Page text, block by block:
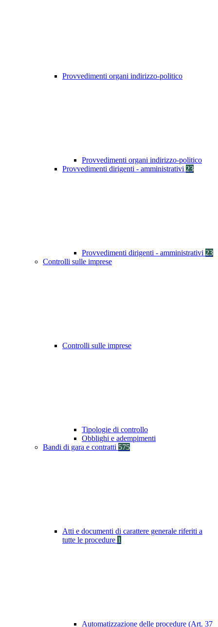
Provvedimenti organi indirizzo-politico
Provvedimenti organi indirizzo-politico
Provvedimenti dirigenti - amministrativi 23
Provvedimenti dirigenti - amministrativi 23
Controlli sulle imprese
Controlli sulle imprese
Tipologie di controllo
Obblighi e adempimenti
Bandi di gara e contratti 575
Atti e documenti di carattere generale riferiti a
tutte le procedure 1
Automatizzazione delle procedure (Art. 37